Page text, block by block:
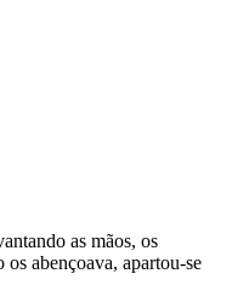
as mãos, os
abençoava, apartou-se